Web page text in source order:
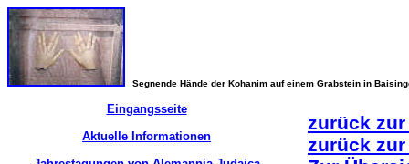
Segnende Hände der Kohanim auf einem Grabstein in
Eingangsseite
Aktuelle Informationen
zurück
zurück